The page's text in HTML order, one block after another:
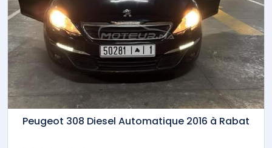
Peugeot 308 Diesel Automatique 2016 à Rabat